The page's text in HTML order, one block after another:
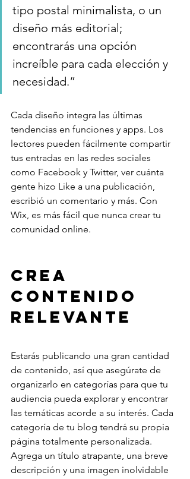
tipo postal minimalista, o un
diseño más editorial;
encontrarás una opción
increíble para cada elección y
necesidad.”
Cada diseño integra las últimas
tendencias en funciones y apps. Los
lectores pueden fácilmente compartir
tus entradas en las redes sociales
como Facebook y Twitter, ver cuánta
gente hizo Like a una publicación,
escribió un comentario y más. Con
Wix, es más fácil que nunca crear tu
comunidad online.
Crea
contenido
relevante
Estarás publicando una gran cantidad
de contenido, así que asegúrate de
organizarlo en categorías para que tu
audiencia pueda explorar y encontrar
las temáticas acorde a su interés. Cada
categoría de tu blog tendrá su propia
página totalmente personalizada.
Agrega un título atrapante, una breve
descripción y una imagen inolvidable